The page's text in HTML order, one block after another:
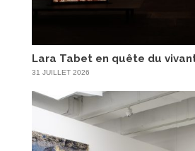
Lara Tabet en quête du
31 JUILLET 2026